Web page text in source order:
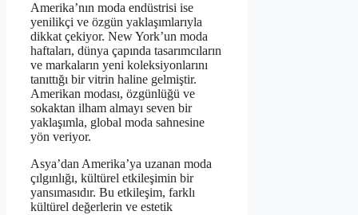
Amerika’nın moda endüstrisi ise
yenilikçi ve özgün yaklaşımlarıyla
dikkat çekiyor. New York’un moda
haftaları, dünya çapında tasarımcıların
ve markaların yeni koleksiyonlarını
tanıttığı bir vitrin haline gelmiştir.
Amerikan modası, özgünlüğü ve
sokaktan ilham almayı seven bir
yaklaşımla, global moda sahnesine
yön veriyor.
Asya’dan Amerika’ya uzanan moda
çılgınlığı, kültürel etkileşimin bir
yansımasıdır. Bu etkileşim, farklı
kültürel değerlerin ve estetik